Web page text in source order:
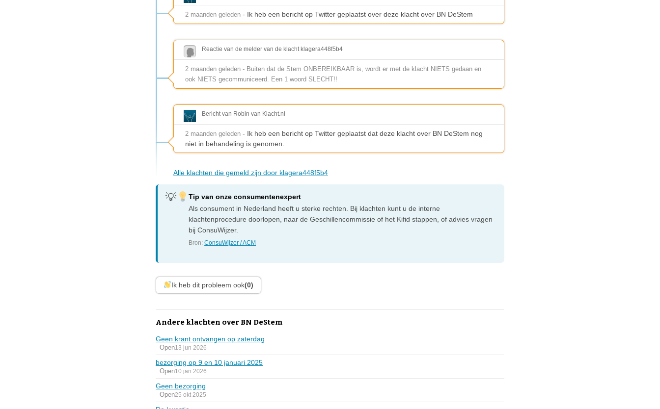
2 maanden geleden - Ik heb een bericht op Twitter geplaatst over deze klacht over BN DeStem
Reactie van de melder van de klacht klagera448f5b4
2 maanden geleden - Buiten dat de Stem ONBEREIKBAAR is, wordt er met de klacht NIETS gedaan en
ook NIETS gecommuniceerd. Een 1 woord SLECHT!!
Bericht van Robin van Klacht.nl
2 maanden geleden - Ik heb een bericht op Twitter geplaatst dat deze klacht over BN DeStem nog
niet in behandeling is genomen.
Alle klachten die gemeld zijn door klagera448f5b4
Tip van onze consumentenexpert
Als consument in Nederland heeft u sterke rechten. Bij klachten kunt u de interne
klachtenprocedure doorlopen, naar de Geschillencommissie of het Kifid stappen, of advies vragen
bij ConsuWijzer.
Bron:ConsuWijzer / ACM
Ik heb dit probleem ook(0)
Andere klachten over BN DeStem
Geen krant ontvangen op zaterdag
Open13 jun 2026
bezorging op 9 en 10 januari 2025
Open10 jan 2026
Geen bezorging
Open25 okt 2025